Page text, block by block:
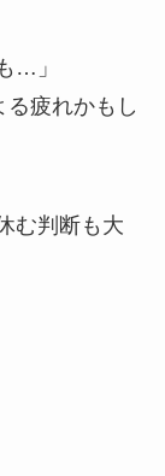
…」
る疲れかもし
む判断も大